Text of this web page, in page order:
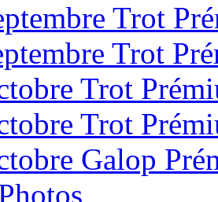
Trot
Trot
Trot
Trot
Galop